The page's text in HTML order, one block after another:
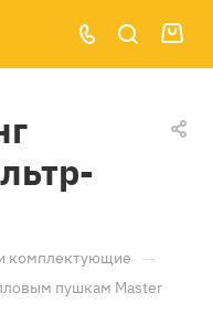
комплектующие —
пушкам Master